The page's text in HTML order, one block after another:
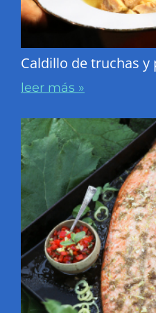
Caldillo de truchas y
leer más »